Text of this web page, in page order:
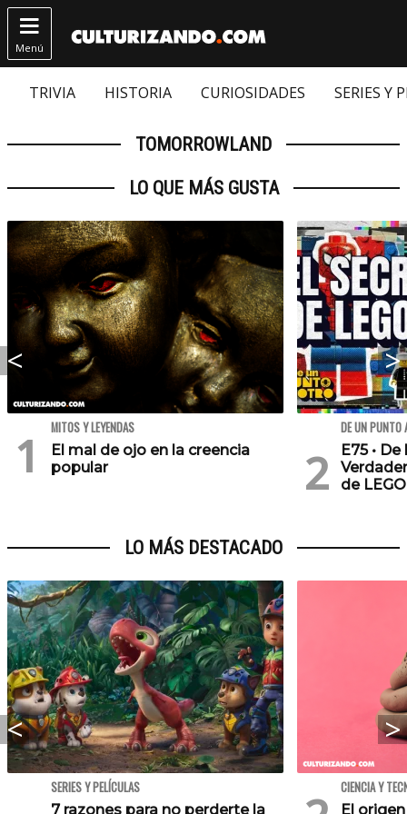

Menú
TRIVIA HISTORIA CURIOSIDADES SERIES Y
TOMORROWLAND
LO QUE MÁS GUSTA
MITOS Y LEYENDAS
El mal de ojo en la creencia
popular
DE UN PUNTO
E75 •
de
LO MÁS DESTACADO
SERIES Y PELÍCULAS
7 razones para no perderte la
CIENCIA Y
El